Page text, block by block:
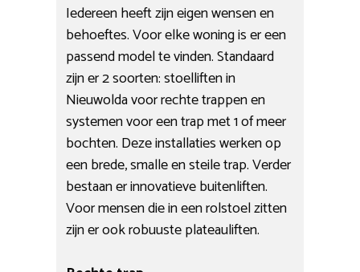
Iedereen heeft zijn eigen wensen en
behoeftes. Voor elke woning is er een
passend model te vinden. Standaard
zijn er 2 soorten: stoelliften in
Nieuwolda voor rechte trappen en
systemen voor een trap met 1 of meer
bochten. Deze installaties werken op
een brede, smalle en steile trap. Verder
bestaan er innovatieve buitenliften.
Voor mensen die in een rolstoel zitten
zijn er ook robuuste plateauliften.